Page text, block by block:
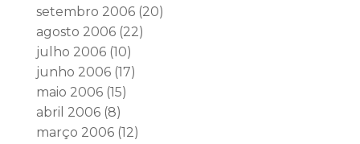
setembro 2006(20)
agosto 2006(22)
julho 2006(10)
junho 2006(17)
maio 2006(15)
abril 2006(8)
março 2006(12)